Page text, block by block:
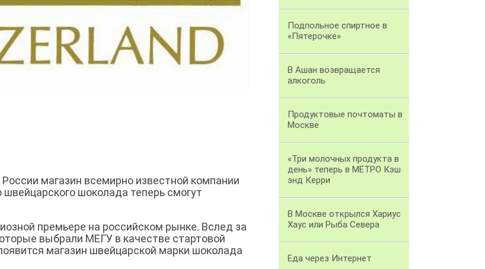
магазин всемирно известной компании
шоколада теперь смогут
премьере на российском рынке. Вслед за
выбрали МЕГУ в качестве стартовой
магазин швейцарской марки шоколада
Подпольное спиртное в
«Пятерочке»
В Ашан возвращается
алкоголь
Продуктовые почтоматы в
Москве
«Три молочных продукта в
день» теперь в МЕТРО Кэш
энд Керри
В Москве открылся Хариус
Хаус или Рыба Севера
Еда через Интернет